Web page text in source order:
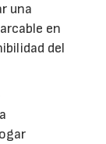
una
en
del